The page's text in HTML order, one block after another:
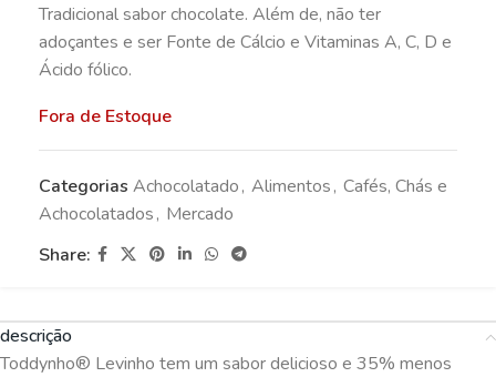
Tradicional sabor chocolate. Além de, não ter
adoçantes e ser Fonte de Cálcio e Vitaminas A, C, D e
Ácido fólico.
Fora de Estoque
Categorias Achocolatado, Alimentos, Cafés, Chás e
Achocolatados, Mercado
Share:
descrição
Toddynho® Levinho tem um sabor delicioso e 35% menos